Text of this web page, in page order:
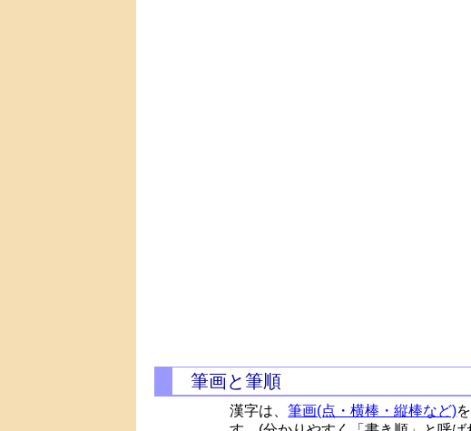
筆画と筆順
漢字は、筆画(点・横棒・縦棒など)